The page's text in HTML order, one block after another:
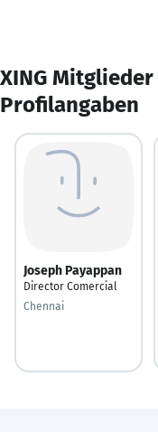
XING
Profilangaben
Joseph Payappan
Director Comercial
Chennai